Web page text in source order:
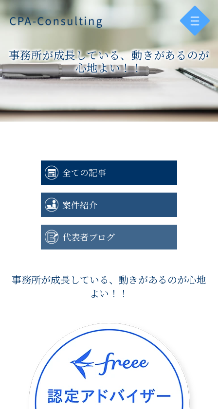
事務所が成長している、動きがあるのが
心地よい！！
全ての記事
案件紹介
代表者ブログ
事務所が成長している、動きがあるのが心地
よい！！